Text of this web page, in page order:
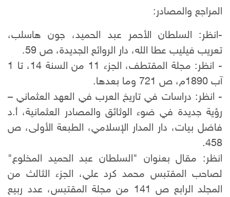
المراجع والمصادر:
-انظر: السلطان الأحمر عبد الحميد، جون هاسلب،
تعريب فيليب عطا الله، دار الروائع الجديدة، ص 59.
- انظر: مجلة المقتطف، الجزء 11 من السنة 14، تا 1
آب 1890م، ص 721 وما بعدها.
- انظر: دراسات في تاريخ العرب في العهد العثماني –
رؤية جديدة في ضوء الوثائق والمصادر العثمانية، أ.د
فاضل بيات، دار المدار الإسلامي، الطبعة الأولى، ص
458.
انظر: مقال بعنوان "السلطان عبد الحميد المخلوع"
لصاحب المقتبس محمد كرد علي، الجزء الثالث من
المجلد الرابع ص 141 من مجلة المقتبس، عدد ربيع